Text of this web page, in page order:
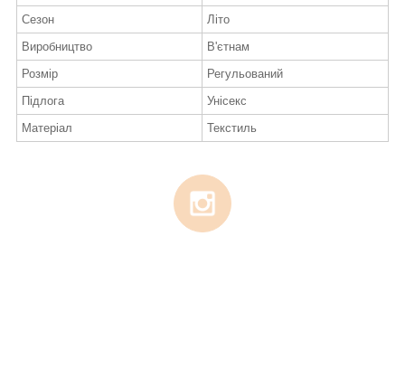
Сезон
Літо
Виробництво
В'єтнам
Розмір
Регульований
Підлога
Унісекс
Матеріал
Текстиль